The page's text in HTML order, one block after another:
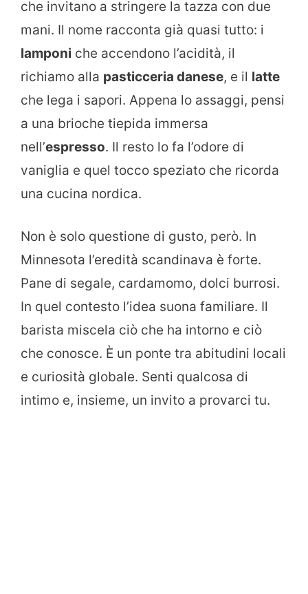
che invitano a stringere la tazza con due
mani. Il nome racconta già quasi tutto: i
lamponi che accendono l’acidità, il
richiamo alla pasticceria danese, e il latte
che lega i sapori. Appena lo assaggi, pensi
a una brioche tiepida immersa
nell’espresso. Il resto lo fa l’odore di
vaniglia e quel tocco speziato che ricorda
una cucina nordica.
Non è solo questione di gusto, però. In
Minnesota l’eredità scandinava è forte.
Pane di segale, cardamomo, dolci burrosi.
In quel contesto l’idea suona familiare. Il
barista miscela ciò che ha intorno e ciò
che conosce. È un ponte tra abitudini locali
e curiosità globale. Senti qualcosa di
intimo e, insieme, un invito a provarci tu.